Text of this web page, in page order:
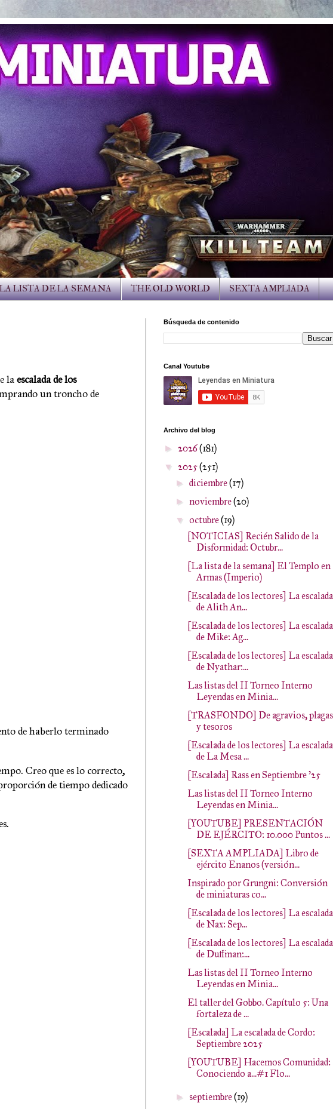
LA LISTA DE LA SEMANA THE OLD WORLD SEXTA AMPLIADA
laescalada de los
un troncho de
de haberlo terminado
Creo que es lo correcto,
de tiempo dedicado
Búsqueda de contenido
Canal Youtube
Archivo del blog
► 2026(181)
▼ 2025(251)
►diciembre(17)
►noviembre(20)
▼octubre(19)
[NOTICIAS] Recién Salido de la
Disformidad: Octubr...
[La lista de la semana] El Templo en
Armas (Imperio)
[Escalada de los lectores] La escalada
de Alith An...
[Escalada de los lectores] La escalada
de Mike: Ag...
[Escalada de los lectores] La escalada
de Nyathar:...
Las listas del II Torneo Interno
Leyendas en Minia...
[TRASFONDO] De agravios, plagas
y tesoros
[Escalada de los lectores] La escalada
de La Mesa ...
[Escalada] Rass en Septiembre '25
Las listas del II Torneo Interno
Leyendas en Minia...
[YOUTUBE] PRESENTACIÓN
DE EJÉRCITO: 10.000 Puntos ...
[SEXTA AMPLIADA] Libro de
ejército Enanos (versión...
Inspirado por Grungni: Conversión
de miniaturas co...
[Escalada de los lectores] La escalada
de Nax: Sep...
[Escalada de los lectores] La escalada
de Duffman:...
Las listas del II Torneo Interno
Leyendas en Minia...
El taller del Gobbo. Capítulo 5: Una
fortaleza de ...
[Escalada] La escalada de Cordo:
Septiembre 2025
[YOUTUBE] Hacemos Comunidad:
Conociendo a...#1 Flo...
►septiembre(19)